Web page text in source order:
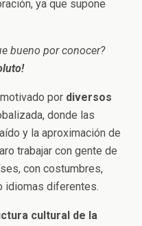
ya que supone
bueno por conocer?
por diversos
donde las
y la aproximación de
trabajar con gente de
con costumbres,
idiomas diferentes.
cultural de la